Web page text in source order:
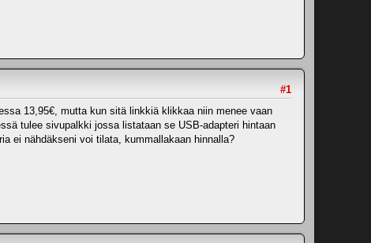
#1
13,95€, mutta kun sitä linkkiä klikkaa niin menee vaan
tulee sivupalkki jossa listataan se USB-adapteri hintaan
ei nähdäkseni voi tilata, kummallakaan hinnalla?